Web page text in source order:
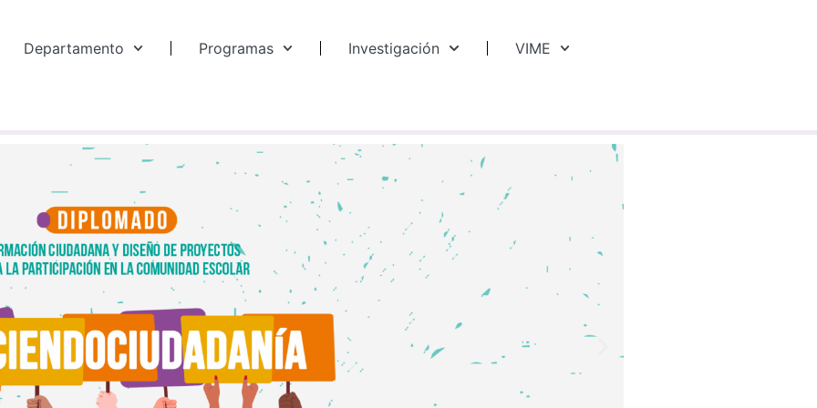
Departamento Programas Investigación VIME